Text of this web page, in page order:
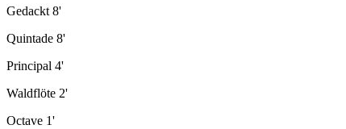
Gedackt 8'
Quintade 8'
Principal 4'
Waldflöte 2'
Octave 1'